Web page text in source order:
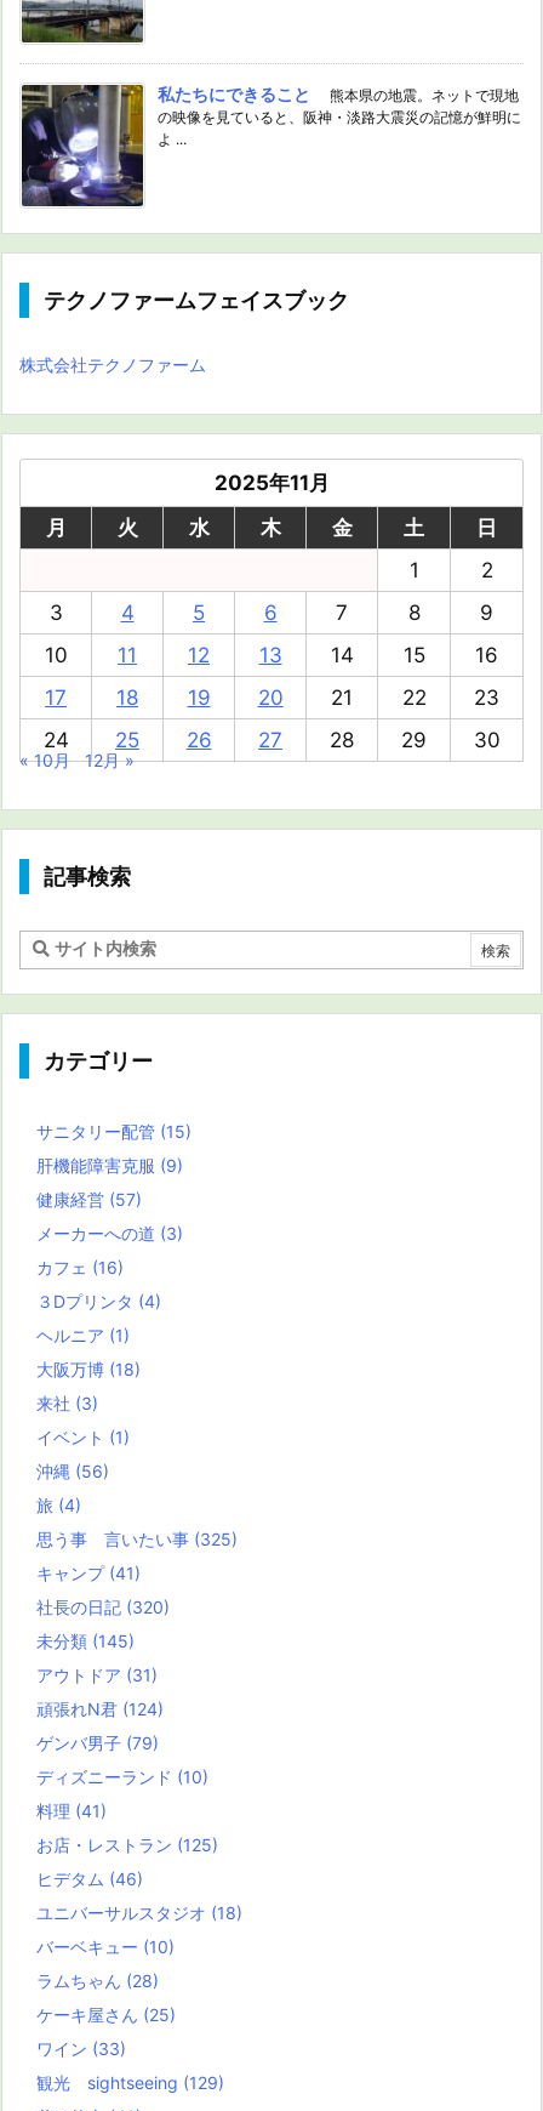
私たちにできること
熊本県の地震。ネットで現地
の映像を見ていると、阪神・淡路大震災の記憶が鮮明に
よ ...
テクノファームフェイスブック
株式会社テクノファーム
2025年11月
月
火 水 木 金 土
日
1
2
3
4 5 6 7 8
9
10
11 12 13 14 15
16
17
18 19 20 21 22
23
24
25 26 27 28 29 30
« 10月 12月 »
記事検索
カテゴリー
サニタリー配管 (15)
肝機能障害克服 (9)
健康経営 (57)
メーカーへの道 (3)
カフェ (16)
３Dプリンタ (4)
ヘルニア (1)
大阪万博 (18)
来社 (3)
イベント (1)
沖縄 (56)
旅 (4)
思う事 言いたい事 (325)
キャンプ (41)
社長の日記 (320)
未分類 (145)
アウトドア (31)
頑張れN君 (124)
ゲンバ男子 (79)
ディズニーランド (10)
料理 (41)
お店・レストラン (125)
ヒデタム (46)
ユニバーサルスタジオ (18)
バーベキュー (10)
ラムちゃん (28)
ケーキ屋さん (25)
ワイン (33)
観光 sightseeing (129)